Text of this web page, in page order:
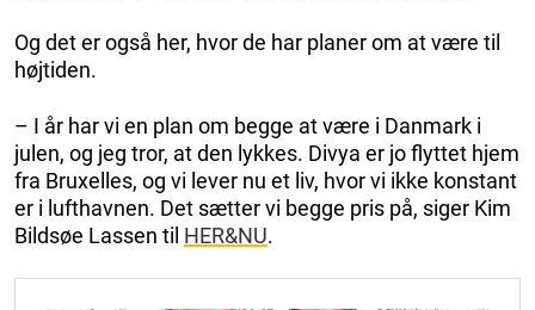
Og det er også her, hvor de har planer om at være til
højtiden.
– I år har vi en plan om begge at være i Danmark i
julen, og jeg tror, at den lykkes. Divya er jo flyttet hjem
fra Bruxelles, og vi lever nu et liv, hvor vi ikke konstant
er i lufthavnen. Det sætter vi begge pris på, siger Kim
Bildsøe Lassen til HER&NU.